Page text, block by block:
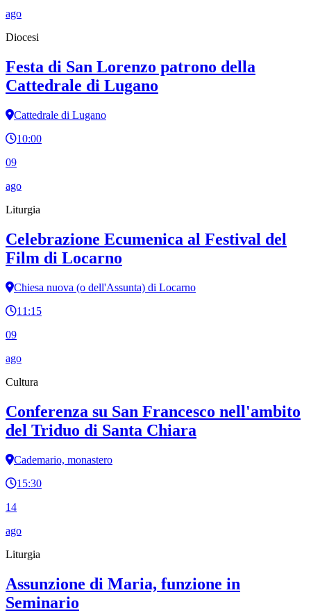
ago
Diocesi
Festa di San Lorenzo patrono della
Cattedrale di Lugano
Cattedrale di Lugano
10:00
09
ago
Liturgia
Celebrazione Ecumenica al Festival del
Film di Locarno
Chiesa nuova (o dell'Assunta) di Locarno
11:15
09
ago
Cultura
Conferenza su San Francesco nell'ambito
del Triduo di Santa Chiara
Cademario, monastero
15:30
14
ago
Liturgia
Assunzione di Maria, funzione in
Seminario